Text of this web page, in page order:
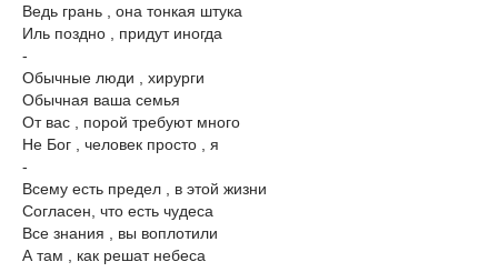
Ведь грань , она тонкая штука
Иль поздно , придут иногда
-
Обычные люди , хирурги
Обычная ваша семья
От вас , порой требуют много
Не Бог , человек просто , я
-
Всему есть предел , в этой жизни
Согласен, что есть чудеса
Все знания , вы воплотили
А там , как решат небеса